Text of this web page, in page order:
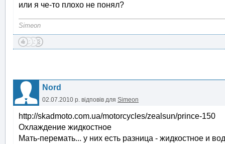
или я че-то плохо не понял?
Simeon
Nord
02.07.2010 р. відповів для Simeon
http://skadmoto.com.ua/motorcycles/zealsun/prince-150
Охлаждение жидкостное
Мать-перемать... у них есть разница - жидкостное и